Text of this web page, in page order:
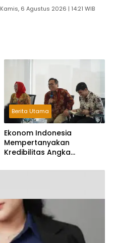
Kamis, 6 Agustus 2026 | 14:21 WIB
Berita Utama
Ekonom Indonesia
Mempertanyakan
Kredibilitas Angka
Tumbuh Tapi Rapuh